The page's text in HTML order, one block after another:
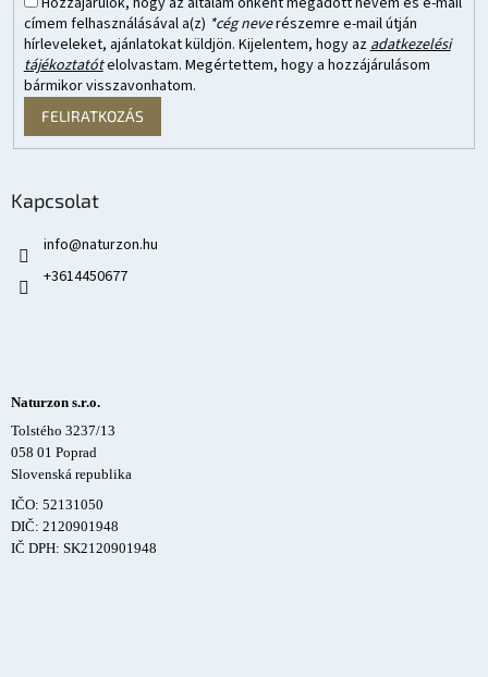
címem felhasználásával a(z) *cég neverészemre e-mail útján
hírleveleket, ajánlatokat küldjön. Kijelentem, hogy azadatkezelési
tájékoztatótelolvastam. Megértettem, hogy a hozzájárulásom
bármikor visszavonhatom.
FELIRATKOZÁS
Kapcsolat
info@naturzon.hu
+3614450677
Naturzon s.r.o.
Tolstého 3237/13
058 01 Poprad
Slovenská republika
IČO: 52131050
DIČ: 2120901948
IČ DPH: SK2120901948